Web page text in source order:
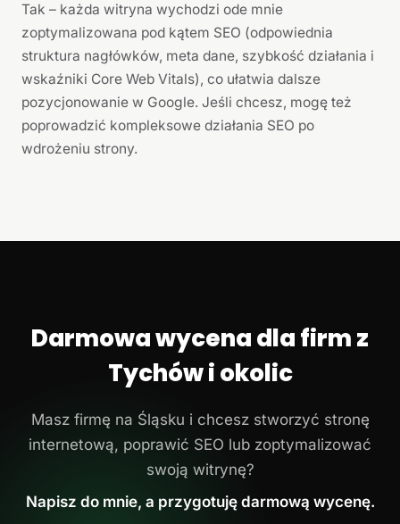
Tak – każda witryna wychodzi ode mnie
zoptymalizowana pod kątem SEO (odpowiednia
struktura nagłówków, meta dane, szybkość działania i
wskaźniki Core Web Vitals), co ułatwia dalsze
pozycjonowanie w Google. Jeśli chcesz, mogę też
poprowadzić kompleksowe działania SEO po
wdrożeniu strony.
Darmowa wycena dla firm z
Tychów i okolic
Masz firmę na Śląsku i chcesz stworzyć stronę
internetową, poprawić SEO lub zoptymalizować
swoją witrynę?
Napisz do mnie, a przygotuję darmową wycenę.